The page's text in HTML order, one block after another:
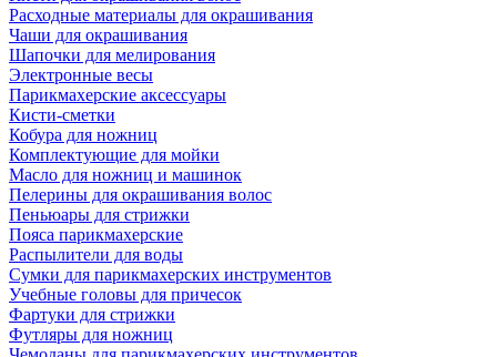
Расходные материалы для окрашивания
Чаши для окрашивания
Шапочки для мелирования
Электронные весы
Парикмахерские аксессуары
Кисти-сметки
Кобура для ножниц
Комплектующие для мойки
Масло для ножниц и машинок
Пелерины для окрашивания волос
Пеньюары для стрижки
Пояса парикмахерские
Распылители для воды
Сумки для парикмахерских инструментов
Учебные головы для причесок
Фартуки для стрижки
Футляры для ножниц